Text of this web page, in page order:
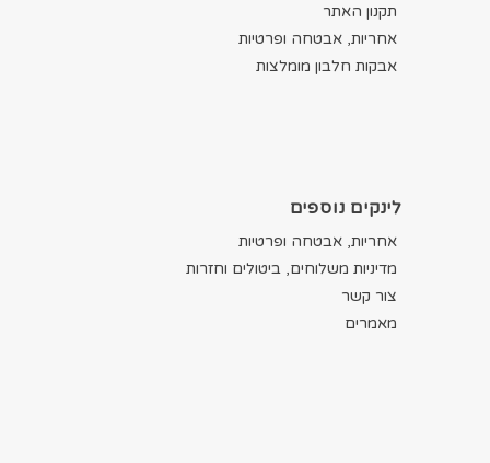
תקנון האתר
אחריות, אבטחה ופרטיות
אבקות חלבון מומלצות
לינקים נוספים
אחריות, אבטחה ופרטיות
מדיניות משלוחים, ביטולים וחזרות
צור קשר
מאמרים